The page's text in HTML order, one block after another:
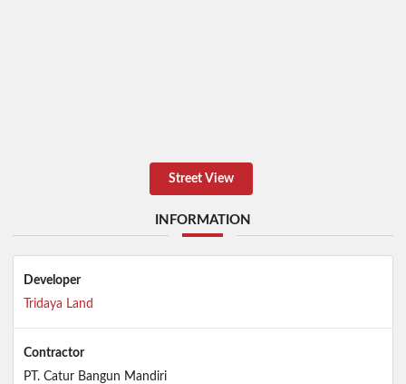
Street View
INFORMATION
Developer
Tridaya Land
Contractor
PT. Catur Bangun Mandiri